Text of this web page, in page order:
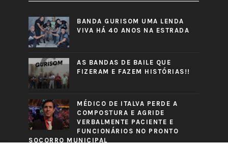
BANDA GURISOM UMA LENDA
VIVA HÁ 40 ANOS NA ESTRADA
AS BANDAS DE BAILE QUE
FIZERAM E FAZEM HISTÓRIAS!!
MÉDICO DE ITALVA PERDE A
COMPOSTURA E AGRIDE
VERBALMENTE PACIENTE E
FUNCIONÁRIOS NO PRONTO
SOCORRO MUNICIPAL